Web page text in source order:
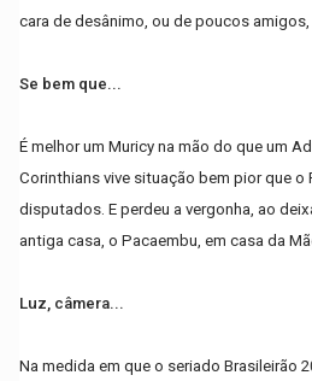
cara de desânimo, ou de poucos
Se bem que...
É melhor um Muricy na mão do que um
Corinthians vive situação bem pior que o
disputados. E perdeu a vergonha, ao
antiga casa, o Pacaembu, em casa da
Luz, câmera...
Na medida em que o seriado Brasileirão